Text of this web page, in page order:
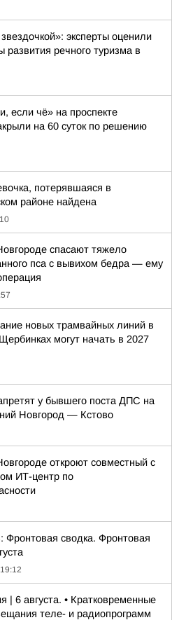
эксперты оценили
развития речного туризма в
если чё» на проспекте
на 60 суток по решению
потерявшаяся в
районе найдена
спасают тяжело
пса с вывихом бедра — ему
новых трамвайных линий в
могут начать в 2027
у бывшего поста ДПС на
Новгород — Кстово
откроют совместный с
ИТ-центр по
Фронтовая сводка. Фронтовая
| 6 августа. • Кратковременные
теле- и радиопрограмм